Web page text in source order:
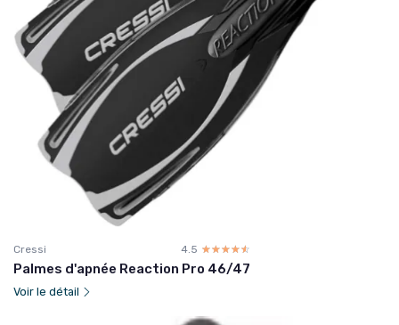
Cressi 4.5 ☆☆☆☆☆
★★★★★
Palmes d'apnée Reaction Pro 46/47
Voir le détail